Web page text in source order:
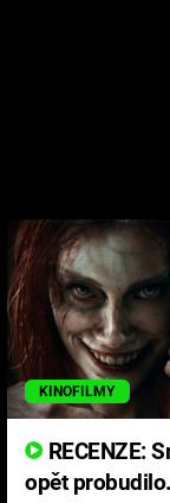
KINOFILMY
opět